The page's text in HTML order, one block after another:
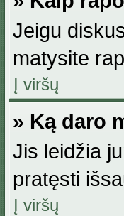
Jeigu
matysite
Į viršų
» Ką daro
Jis leidžia
pratęsti
Į viršų